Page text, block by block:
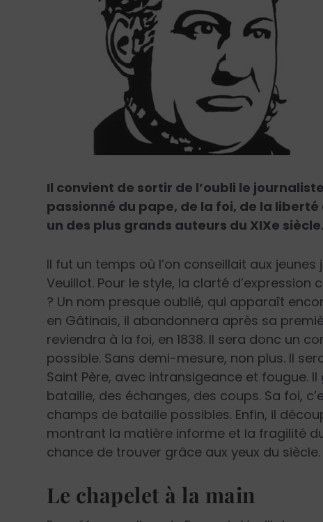
Il convient de sortir de l’oubli le
passionné du pape, de la foi, de la
un des plus grands auteurs du XIXe siècle.
II fut un temps où l’on conseillait aux
Veuillot. Pour le style, la clarté
? Un nom presque oublié, qui apparaît
en Gâtinais, il abandonnera après sa
reviendra à la foi, en 1838. Il sera donc un
possible. Sans demi-mesure, non plus. Il
Saint Père, avec intransigeance et fougue.
bataille, des échanges, des coups. Sa foi,
champs de bataille possibles. Enfin, il
montrant la matière informe et la fragilité
chance de trouver grâce aux yeux du siècle.
Le chapelet à la main